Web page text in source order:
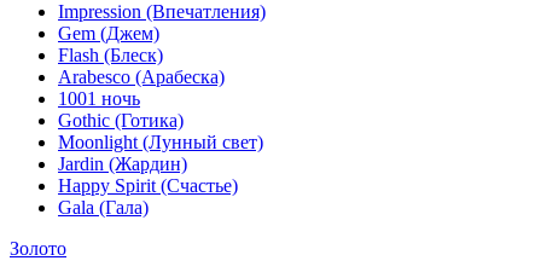
Impression (Впечатления)
Gem (Джем)
Flash (Блеск)
Arabesco (Арабеска)
1001 ночь
Gothic (Готика)
Moonlight (Лунный свет)
Jardin (Жардин)
Happy Spirit (Счастье)
Gala (Гала)
Золото